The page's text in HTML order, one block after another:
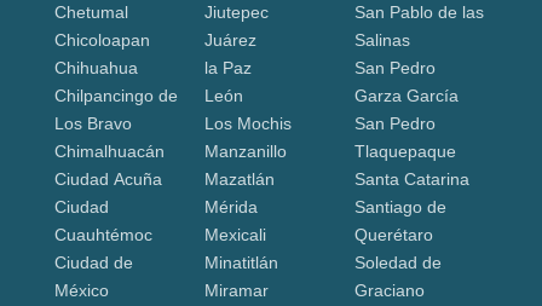
Chetumal
Chicoloapan
Chihuahua
Chilpancingo de
Los Bravo
Chimalhuacán
Ciudad Acuña
Ciudad
Cuauhtémoc
Ciudad de
México
Jiutepec
Juárez
la Paz
León
Los Mochis
Manzanillo
Mazatlán
Mérida
Mexicali
Minatitlán
Miramar
San Pablo de las
Salinas
San Pedro
Garza García
San Pedro
Tlaquepaque
Santa Catarina
Santiago de
Querétaro
Soledad de
Graciano